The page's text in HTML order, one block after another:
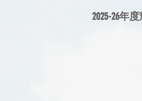
2025-26年